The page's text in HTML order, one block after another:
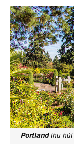
Portlandthu hút